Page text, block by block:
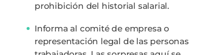
prohibición del historial salarial.
Informa al comité de empresa o
representación legal de las personas